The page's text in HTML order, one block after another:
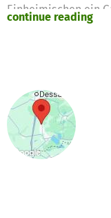
Einheimischen ein
https://betterplace-
https://betterplace-
Mit ihrer Hilfe
Dieses ist zum Teil
continue reading